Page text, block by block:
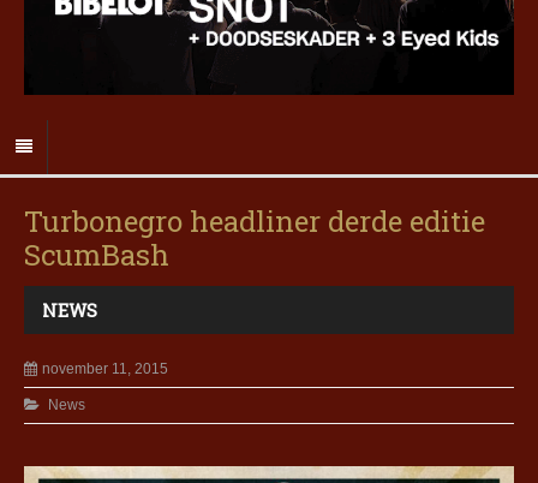
Turbonegro headliner derde editie
ScumBash
NEWS
november 11, 2015
News